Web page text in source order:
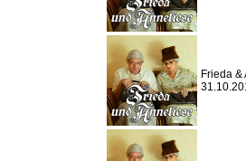
Frieda